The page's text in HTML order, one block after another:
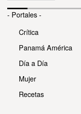
- Portales -
Crítica
Panamá América
Día a Día
Mujer
Recetas